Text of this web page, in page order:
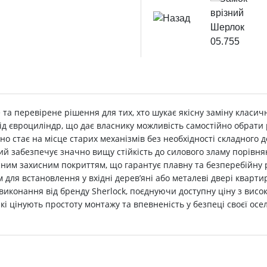
перевірене рішення для тих, хто шукає якісну заміну
євроциліндр, що дає власнику можливість самостійно обрати
стає на місце старих механізмів без необхідності
забезпечує значно вищу стійкість до силового зламу
захисним покриттям, що гарантує плавну та безперебійну
встановлення у вхідні дерев’яні або металеві двері
від бренду Sherlock, поєднуючи доступну ціну з
цінують простоту монтажу та впевненість у безпеці своєї